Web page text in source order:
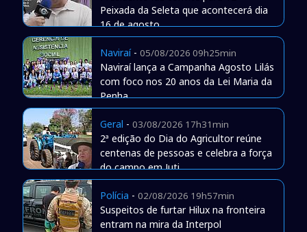
Peixada da Seleta que acontecerá dia
16 de agosto
Naviraí- 05/08/2026 09h25min
Naviraí lança a Campanha Agosto Lilás
com foco nos 20 anos da Lei Maria da
Penha
Geral - 03/08/2026 17h31min
2ª edição do Dia do Agricultor reúne
centenas de pessoas e celebra a força
do campo em Juti
Polícia - 02/08/2026 19h57min
Suspeitos de furtar Hilux na fronteira
entram na mira da Interpol